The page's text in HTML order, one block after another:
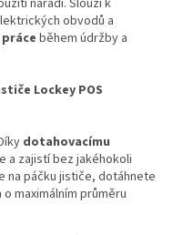
nářadí. Slouží k
obvodů a
během údržby a
Lockey POS
dotahovacímu
a zajistí bez jakéhokoli
na páčku jističe, dotáhnete
maximálním průměru